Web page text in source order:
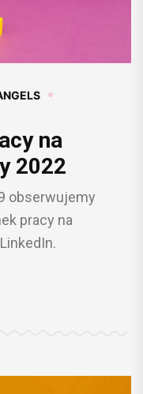
na
2022
obserwujemy
pracy na